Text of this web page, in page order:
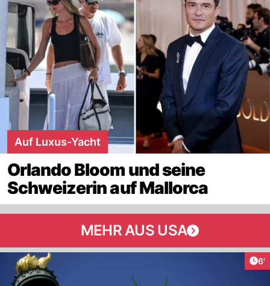
Auf Luxus-Yacht
Orlando Bloom und seine
Schweizerin auf Mallorca
MEHR AUS USA
6'